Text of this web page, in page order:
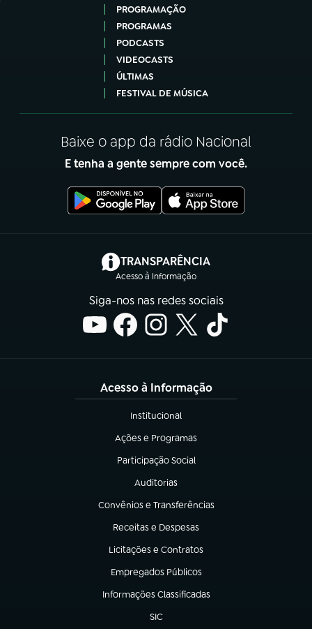
PROGRAMAÇÃO
PROGRAMAS
PODCASTS
VIDEOCASTS
ÚLTIMAS
FESTIVAL DE MÚSICA
Baixe o app da rádio Nacional
E tenha a gente sempre com você.
TRANSPARÊNCIA
Acesso à Informação
(abre em nova aba)
Siga-nos nas redes sociais
Acesso à Informação
Institucional
(abre em nova aba)
Ações e Programas
(abre em nova aba)
Participação Social
(abre em nova aba)
Auditorias
(abre em nova aba)
Convênios e Transferências
(abre em nova aba)
Receitas e Despesas
(abre em nova aba)
Licitações e Contratos
(abre em nova aba)
Empregados Públicos
(abre em nova aba)
Informações Classificadas
(abre em nova aba)
SIC
(abre em nova aba)